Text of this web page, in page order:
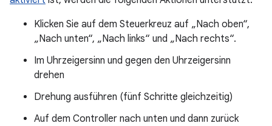
Klicken Sie auf dem Steuerkreuz auf „Nach oben“,
„Nach unten“, „Nach links“ und „Nach rechts“.
Im Uhrzeigersinn und gegen den Uhrzeigersinn
drehen
Drehung ausführen (fünf Schritte gleichzeitig)
Auf dem Controller nach unten und dann zurück